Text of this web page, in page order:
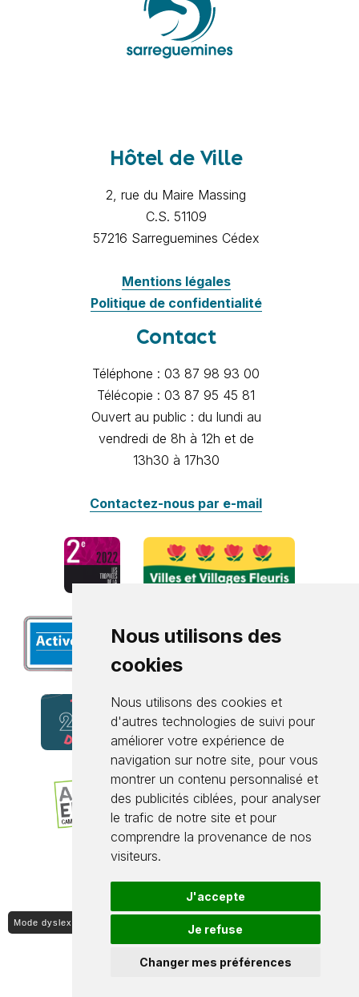
Nous utilisons des
cookies
Nous utilisons des cookies et
d'autres technologies de suivi pour
améliorer votre expérience de
navigation sur notre site, pour vous
montrer un contenu personnalisé et
des publicités ciblées, pour analyser
le trafic de notre site et pour
comprendre la provenance de nos
visiteurs.
J'accepte
Je refuse
Changer mes préférences
Hôtel de Ville
2, rue du Maire Massing
C.S. 51109
57216 Sarreguemines Cédex
Mentions légales
Politique de confidentialité
Contact
Téléphone : 03 87 98 93 00
Télécopie : 03 87 95 45 81
Ouvert au public : du lundi au
vendredi de 8h à 12h et de
13h30 à 17h30
Contactez-nous par e-mail
Mode dyslexique ON / OFF